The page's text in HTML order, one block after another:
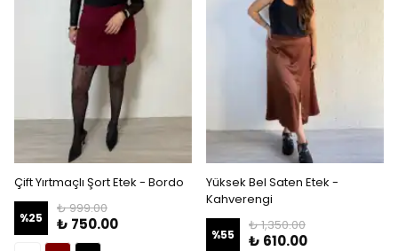
Çift Yırtmaçlı Şort Etek - Bordo
%25
₺ 999.00
₺ 750.00
Yüksek Bel Saten Etek -
Kahverengi
%55
₺ 1,350.00
₺ 610.00